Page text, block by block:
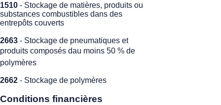
1510 - Stockage de matières, produits ou
substances combustibles dans des
entrepôts couverts
2663 - Stockage de pneumatiques et
produits composés dau moins 50 % de
polymères
2662 - Stockage de polymères
Conditions financières